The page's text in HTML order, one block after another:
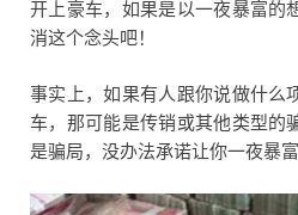
开上豪车，如果是以一夜暴富的
消这个念头吧！
事实上，如果有人跟你说做什么
车，那可能是传销或其他类型的
是骗局，没办法承诺让你一夜暴富